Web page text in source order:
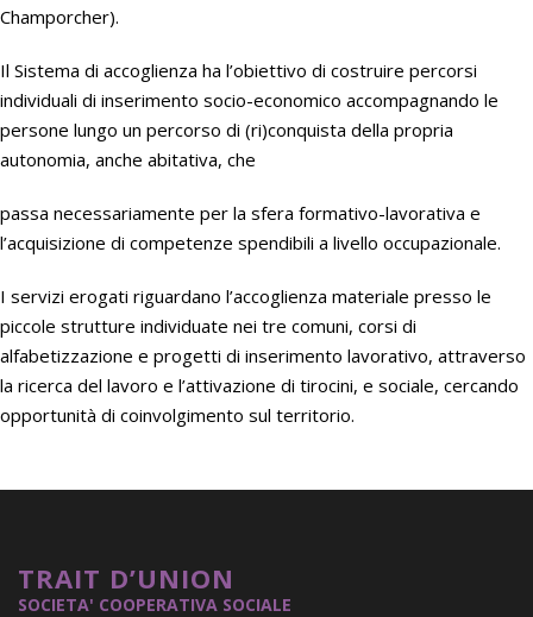
Champorcher).
Il Sistema di accoglienza ha l’obiettivo di costruire percorsi
individuali di inserimento socio-economico accompagnando le
persone lungo un percorso di (ri)conquista della propria
autonomia, anche abitativa, che
passa necessariamente per la sfera formativo-lavorativa e
l’acquisizione di competenze spendibili a livello occupazionale.
I servizi erogati riguardano l’accoglienza materiale presso le
piccole strutture individuate nei tre comuni, corsi di
alfabetizzazione e progetti di inserimento lavorativo, attraverso
la ricerca del lavoro e l’attivazione di tirocini, e sociale, cercando
opportunità di coinvolgimento sul territorio.
TRAIT D’UNION
SOCIETA' COOPERATIVA SOCIALE